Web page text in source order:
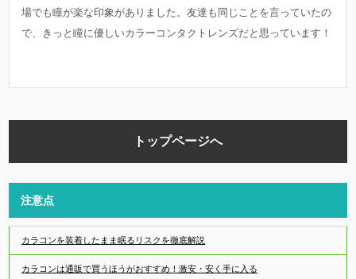
場でも瞳が楽な印象がありました。友達も同じことを言っていたの
で、きっと瞳に優しいカラーコンタクトレンズだと思っています！
トップページへ
注意点
カラコンを装着したまま眠るリスクを徹底解説
カラコンは通販で買うほうがおすすめ！激安・安く手に入る